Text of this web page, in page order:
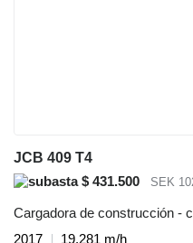
JCB 409 T4
$ 431.500
SEK
Cargadora de construcción -
2017
19.281 m/h